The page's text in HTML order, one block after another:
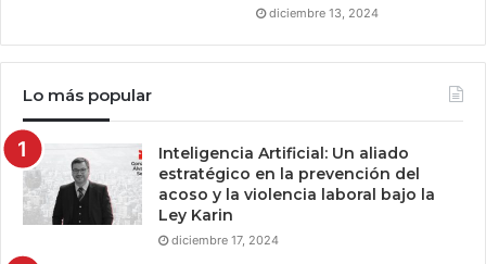
diciembre 13, 2024
Lo más popular
Inteligencia Artificial: Un aliado
estratégico en la prevención del
acoso y la violencia laboral bajo la
Ley Karin
diciembre 17, 2024